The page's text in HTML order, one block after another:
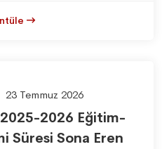
23 Temmuz 2026
2026 Eğitim-
Süresi Sona Eren